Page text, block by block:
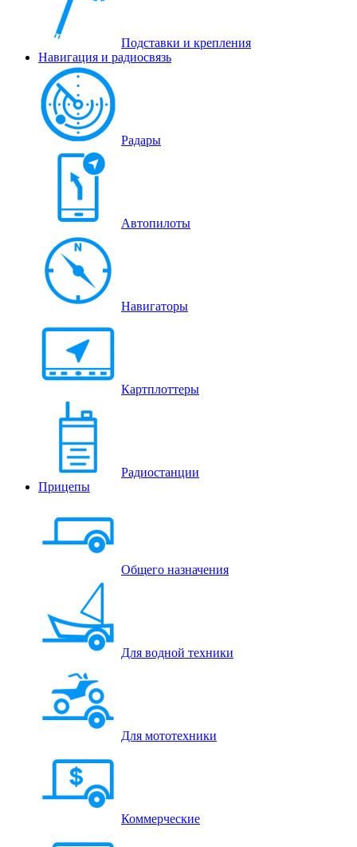
Подставки и крепления
Навигация и радиосвязь
Радары
Автопилоты
Навигаторы
Картплоттеры
Радиостанции
Прицепы
Общего назначения
Для водной техники
Для мототехники
Коммерческие